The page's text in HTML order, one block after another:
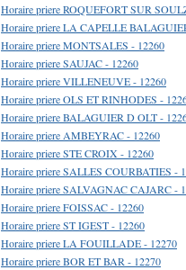
Horaire priere ROQUEFORT SUR
Horaire priere LA CAPELLE
Horaire priere MONTSALES - 12260
Horaire priere SAUJAC - 12260
Horaire priere VILLENEUVE - 12260
Horaire priere OLS ET RINHODES -
Horaire priere BALAGUIER D OLT -
Horaire priere AMBEYRAC - 12260
Horaire priere STE CROIX - 12260
Horaire priere SALLES COURBATIES -
Horaire priere SALVAGNAC CAJARC -
Horaire priere FOISSAC - 12260
Horaire priere ST IGEST - 12260
Horaire priere LA FOUILLADE - 12270
Horaire priere BOR ET BAR - 12270